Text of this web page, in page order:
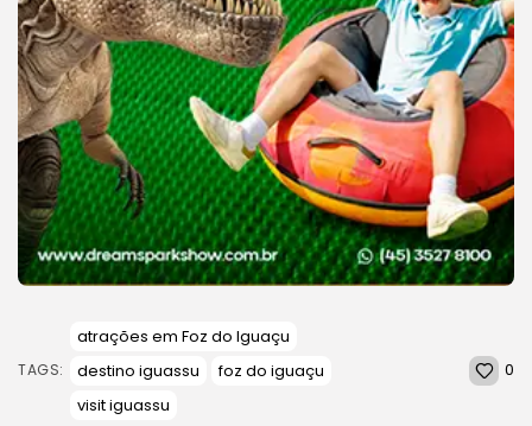
TAGS:
atrações em Foz do Iguaçu
destino iguassu
foz do iguaçu
visit iguassu
0